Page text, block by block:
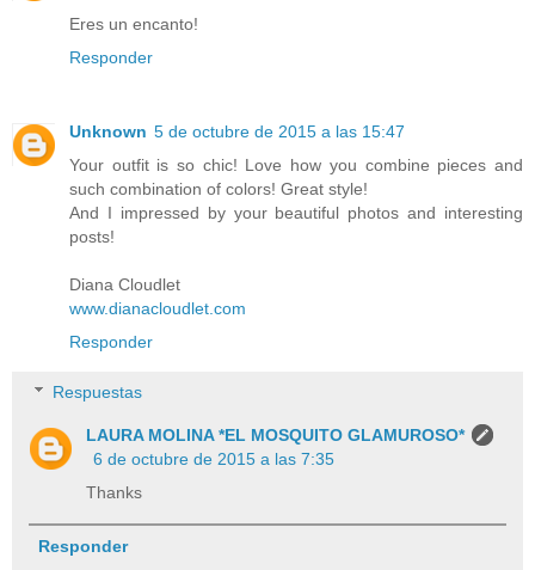
Eres un encanto!
Responder
Unknown 5 de octubre de 2015 a las 15:47
Your outfit is so chic! Love how you combine pieces and
such combination of colors! Great style!
And I impressed by your beautiful photos and interesting
posts!
Diana Cloudlet
www.dianacloudlet.com
Responder
Respuestas
LAURA MOLINA *EL MOSQUITO GLAMUROSO*
6 de octubre de 2015 a las 7:35
Thanks
Responder